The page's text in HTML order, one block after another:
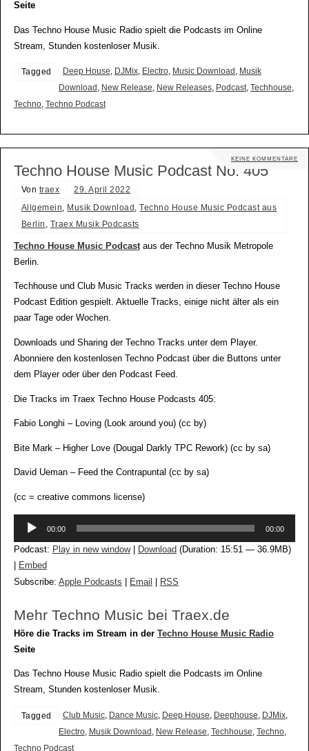
Seite
Das Techno House Music Radio spielt die Podcasts im Online
Stream, Stunden kostenloser Musik.
Tagged Deep House, DJMix, Electro, Music Download , Musik
Download , New Release, New Releases, Podcast, Techhouse,
Techno, Techno Podcast
KEINE KOMMENTARE
Techno House Music Podcast No. 405
Von traex
29. April 2022
Allgemein, Musik Download,Techno House Music Podcast aus
Berlin , Traex Musik Podcasts
Techno House Music Podcastaus der Techno Musik Metropole
Berlin.
Techhouse und Club Music Tracks werden in dieser Techno House
Podcast Edition gespielt. Aktuelle Tracks, einige nicht älter als ein
paar Tage oder Wochen.
Downloads und Sharing der Techno Tracks unter dem Player.
Abonniere den kostenlosen Techno Podcast über die Buttons unter
dem Player oder über den Podcast Feed.
Die Tracks im Traex Techno House Podcasts 405:
Fabio Longhi – Loving (Look around you) (cc by)
Bite Mark – Higher Love (Dougal Darkly TPC Rework) (cc by sa)
David Ueman – Feed the Contrapuntal (cc by sa)
(cc = creative commons license)
Audio-
00:00 00:00
Podcast: Play in new window| Download (Duration: 15:51 — 36.9MB)
Embed
Subscribe: Apple Podcasts Email RSS
Mehr Techno Music bei Traex.de
Höre die Tracks im Stream in der Techno House Music Radio
Seite
Das Techno House Music Radio spielt die Podcasts im Online
Stream, Stunden kostenloser Musik.
Tagged Club Music, Dance Music, Deep House, Deephouse, DJMix,
Electro, Musik Download, New Release, Techhouse, Techno,
Techno Podcast